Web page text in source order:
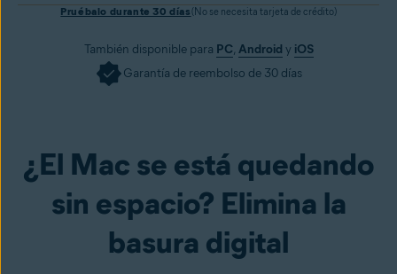
Pruébalo durante 30 días(No se necesita tarjeta de crédito)
También disponible para PC, Android y iOS
Garantía de reembolso de 30 días
Consíguelo ya
¿El Mac se está quedando
sin espacio? Elimina la
basura digital